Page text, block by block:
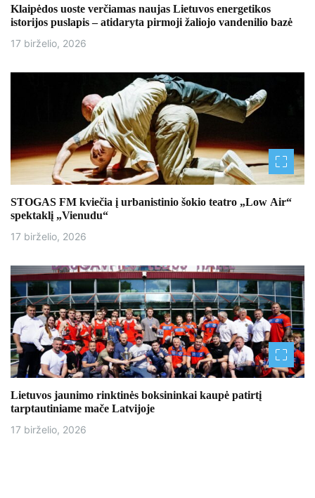
Klaipėdos uoste verčiamas naujas Lietuvos energetikos
istorijos puslapis – atidaryta pirmoji žaliojo vandenilio bazė
17 birželio, 2026
STOGAS FM kviečia į urbanistinio šokio teatro „Low Air“
spektaklį „Vienudu“
17 birželio, 2026
Lietuvos jaunimo rinktinės boksininkai kaupė patirtį
tarptautiniame mače Latvijoje
17 birželio, 2026